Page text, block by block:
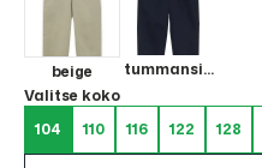
beige
tummansininen
Valitse koko
104
110 116 122 128